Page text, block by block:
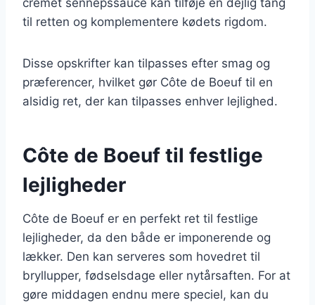
til retten og komplementere kødets rigdom.
Disse opskrifter kan tilpasses efter smag og
præferencer, hvilket gør Côte de Boeuf til en
alsidig ret, der kan tilpasses enhver lejlighed.
Côte de Boeuf til festlige
lejligheder
Côte de Boeuf er en perfekt ret til festlige
lejligheder, da den både er imponerende og
lækker. Den kan serveres som hovedret til
bryllupper, fødselsdage eller nytårsaften. For at
gøre middagen endnu mere speciel, kan du